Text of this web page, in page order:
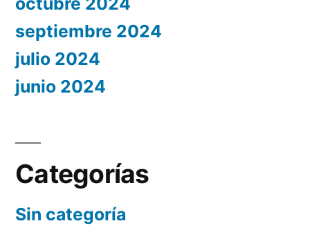
septiembre 2024
julio 2024
junio 2024
Categorías
Sin categoría